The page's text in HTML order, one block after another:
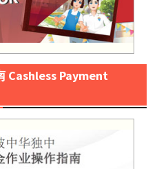
Cashless Payment